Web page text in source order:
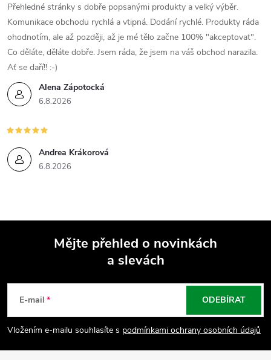
Alena Zápotocká
6.8.2026
Přehledné stránky s dobře popsanými produkty a velký výběr.
Komunikace obchodu rychlá a vtipná. Dodání rychlé. Produkty ráda
ohodnotím, ale až později, až je mé tělo začne 100% "akceptovat".
Co děláte, děláte dobře. Jsem ráda, že jsem na váš obchod narazila.
Ať se daří!! :-)
Andrea Krákorová
6.8.2026
p
Mějte přehled o novinkách
a slevách
E-mail
Vložením e-mailu souhlasíte s podmínkami ochrany osobních údajů
ODEBÍRAT